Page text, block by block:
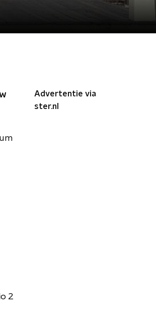
2
Advertentie via
ster.nl